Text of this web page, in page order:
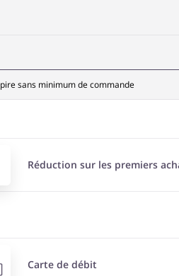
sans minimum de commande
Réduction sur les premiers
Carte de débit